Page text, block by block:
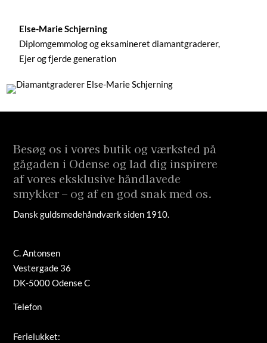
Else-Marie Schjerning
Diplomgemmolog og eksamineret diamantgraderer,
Ejer og fjerde generation
Besøg os i vores butik og værksted på
gågaden i Odense og lad dig inspirere
af vores eksklusive håndlavede
smykker – og af en god snak med os.
Dansk guldsmedehåndværk siden 1910.
C. Antonsen
Vestergade 36
DK-5000 Odense C
Telefon
Ferielukket: